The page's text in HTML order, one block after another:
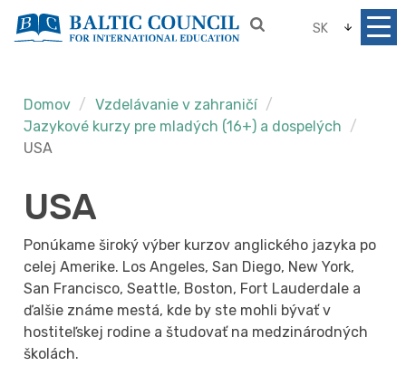
SK
Domov
Vzdelávanie v zahraničí
Jazykové kurzy pre mladých (16+) a dospelých
USA
USA
Ponúkame široký výber kurzov anglického jazyka po
celej Amerike. Los Angeles, San Diego, New York,
San Francisco, Seattle, Boston, Fort Lauderdale a
ďalšie známe mestá, kde by ste mohli bývať v
hostiteľskej rodine a študovať na medzinárodných
školách.